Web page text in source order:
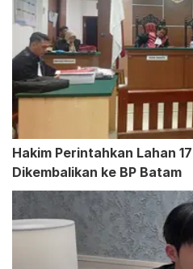
Hakim Perintahkan Lahan
Dikembalikan ke BP Batam